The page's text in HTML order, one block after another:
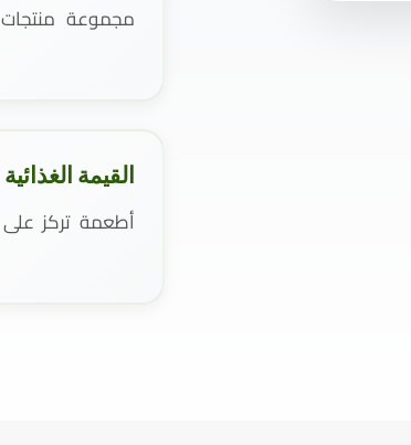
مجموعة منتجات
القيمة الغذائية
أطعمة تركز على